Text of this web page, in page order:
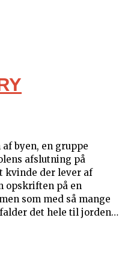
byen, en gruppe
afslutning på
kvinde der lever af
opskriften på en
som med så mange
det hele til jorden…